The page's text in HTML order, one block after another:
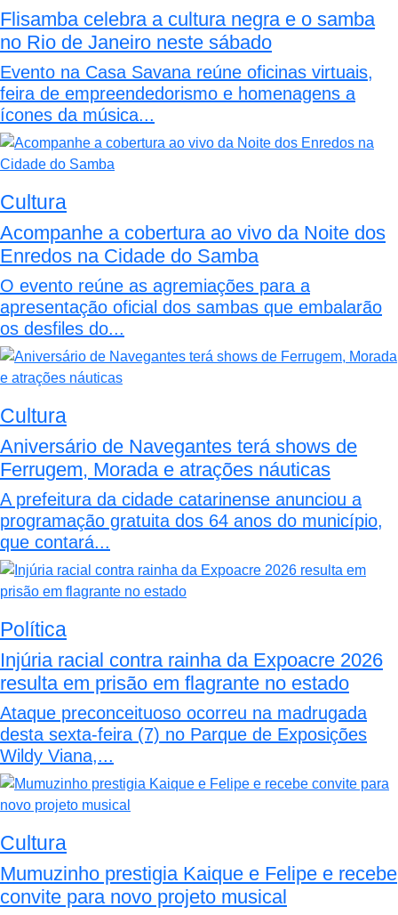
Flisamba celebra a cultura negra e o samba
no Rio de Janeiro neste sábado
Evento na Casa Savana reúne oficinas virtuais,
feira de empreendedorismo e homenagens a
ícones da música...
Cultura
Acompanhe a cobertura ao vivo da Noite dos
Enredos na Cidade do Samba
O evento reúne as agremiações para a
apresentação oficial dos sambas que embalarão
os desfiles do...
Cultura
Aniversário de Navegantes terá shows de
Ferrugem, Morada e atrações náuticas
A prefeitura da cidade catarinense anunciou a
programação gratuita dos 64 anos do município,
que contará...
Política
Injúria racial contra rainha da Expoacre 2026
resulta em prisão em flagrante no estado
Ataque preconceituoso ocorreu na madrugada
desta sexta-feira (7) no Parque de Exposições
Wildy Viana,...
Cultura
Mumuzinho prestigia Kaique e Felipe e recebe
convite para novo projeto musical